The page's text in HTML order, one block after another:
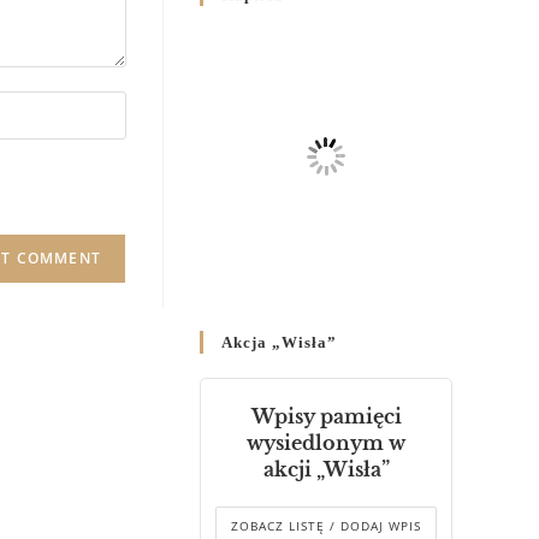
Родин
Справ Молоді та встановленя
складу Катихитичної Комісії
днях 2-12 липня 2024 р.”
Декрет єпископів
Перемисько-Варшавської
Митрополії стосовно
звершування Божественної
літургії
Akcja „Wisła”
Wpisy pamięci
wysiedlonym w
akcji „Wisła”
ZOBACZ LISTĘ / DODAJ WPIS